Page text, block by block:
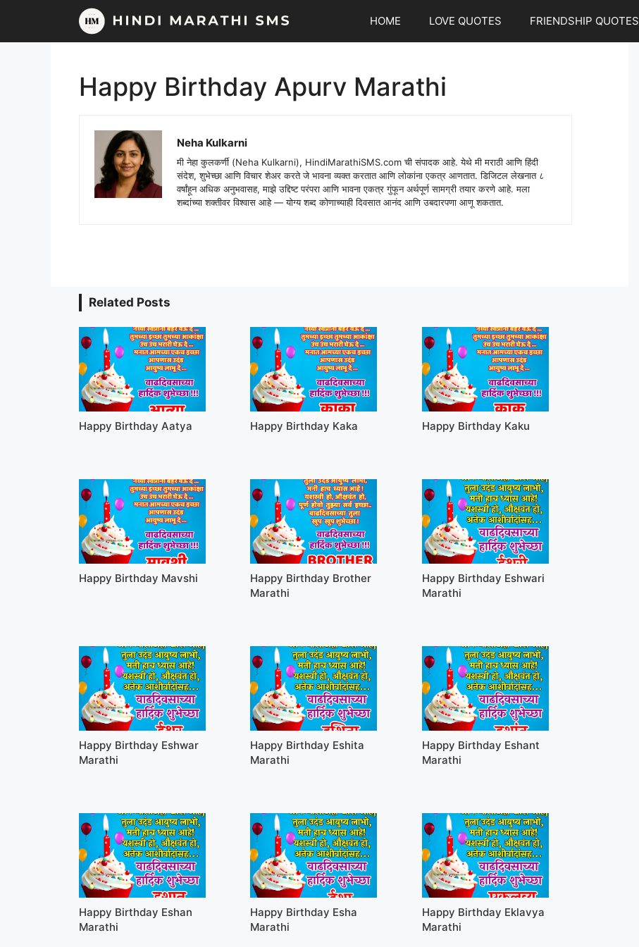
content
HOME LOVE QUOTES FRIENDSHIP QUOTES
Happy Birthday Apurv Marathi
Neha Kulkarni
मी नेहा कुलकर्णी (Neha Kulkarni), HindiMarathiSMS.com ची संपादक आहे. येथे मी मराठी आणि हिंदी
संदेश, शुभेच्छा आणि विचार शेअर करते जे भावना व्यक्त करतात आणि लोकांना एकत्र आणतात. डिजिटल लेखनात ८
वर्षांहून अधिक अनुभवासह, माझे उद्दिष्ट परंपरा आणि भावना एकत्र गुंफून अर्थपूर्ण सामग्री तयार करणे आहे. मला
शब्दांच्या शक्तीवर विश्वास आहे — योग्य शब्द कोणाच्याही दिवसात आनंद आणि उबदारपणा आणू शकतात.
Related Posts
Happy Birthday Aatya Happy Birthday Kaka Happy Birthday Kaku
Happy Birthday Mavshi
Happy Birthday Brother
Marathi
Happy Birthday Eshwari
Marathi
Happy Birthday Eshwar
Marathi
Happy Birthday Eshita
Marathi
Happy Birthday Eshant
Marathi
Happy Birthday Eshan
Marathi
Happy Birthday Esha
Marathi
Happy Birthday Eklavya
Marathi